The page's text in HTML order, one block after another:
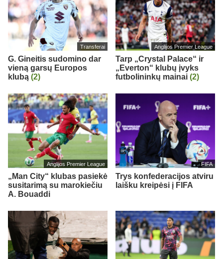
Transferai
G. Gineitis sudomino dar
vieną garsų Europos
klubą (2)
Anglijos Premier League
Tarp „Crystal Palace“ ir
„Everton“ klubų įvyks
futbolininkų mainai (2)
Anglijos Premier League
„Man City“ klubas pasiekė
susitarimą su marokiečiu
A. Bouaddi
FIFA
Trys konfederacijos atviru
laišku kreipėsi į FIFA